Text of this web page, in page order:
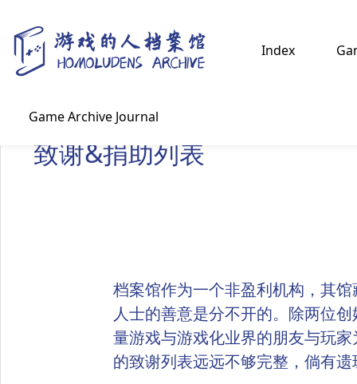
Index
Game Archive Journal
致谢&捐助列表
档案馆作为一个非盈利机构，其
人士的善意是分不开的。除两位
量游戏与游戏化业界的朋友与玩
的致谢列表远远不够完整，倘有